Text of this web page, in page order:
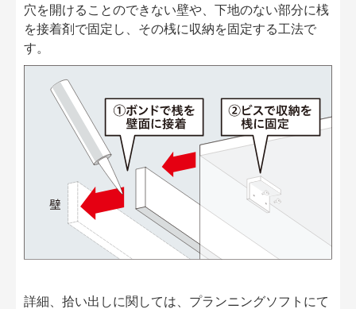
穴を開けることのできない壁や、下地のない部分に桟
を接着剤で固定し、その桟に収納を固定する工法で
す。
詳細、拾い出しに関しては、プランニングソフトにて